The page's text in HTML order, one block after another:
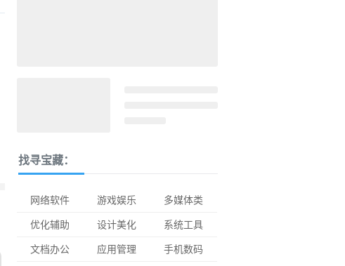
找寻宝藏：
网络软件 游戏娱乐
多媒体类
优化辅助
设计美化
系统工具
文档办公
应用管理
手机数码